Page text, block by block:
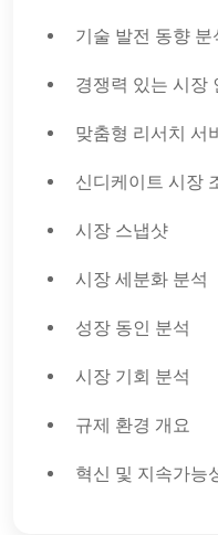
기술 발전 동향 분
경쟁력 있는 시장
맞춤형 리서치 서
신디케이트 시장
시장 스냅샷
시장 세분화 분석
성장 동인 분석
시장 기회 분석
규제 환경 개요
혁신 및 지속가능